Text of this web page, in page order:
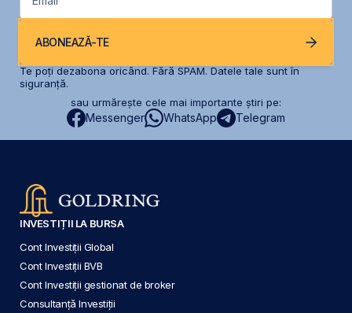
ABONEAZĂ-TE
Te poți dezabona oricând. Fără SPAM. Datele tale sunt în
siguranță.
sau urmărește cele mai importante știri pe:
Messenger WhatsApp Telegram
INVESTIȚII LA BURSA
Cont Investiții Global
Cont Investiții BVB
Cont Investiții gestionat de broker
Consultanță Investiții